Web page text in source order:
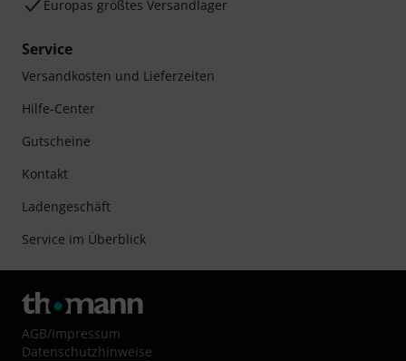
Europas größtes Versandlager
Service
Versandkosten und Lieferzeiten
Hilfe-Center
Gutscheine
Kontakt
Ladengeschäft
Service im Überblick
AGB/Impressum
Datenschutzhinweise